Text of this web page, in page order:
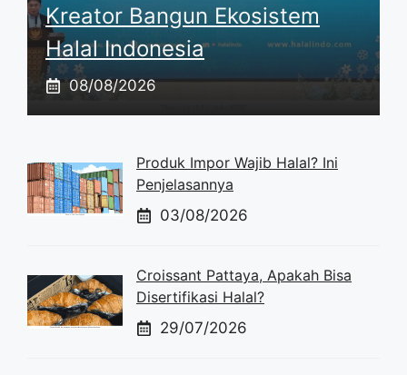
Kreator Bangun Ekosistem
Halal Indonesia
08/08/2026
Produk Impor Wajib Halal? Ini
Penjelasannya
03/08/2026
Croissant Pattaya, Apakah Bisa
Disertifikasi Halal?
29/07/2026